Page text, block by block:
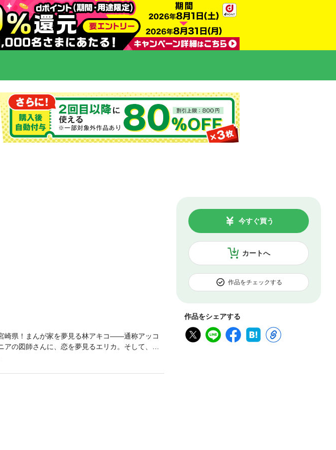
カートへ
今すぐ買う
作品をチェックする
作品をシェアする
崎県！まんが家を夢見る林アキコ――通称アッコ
の図師さんに、恋を夢見るエリカ。そして、食
天荒な父・ケンイチが大暴れでーー自由で愉快